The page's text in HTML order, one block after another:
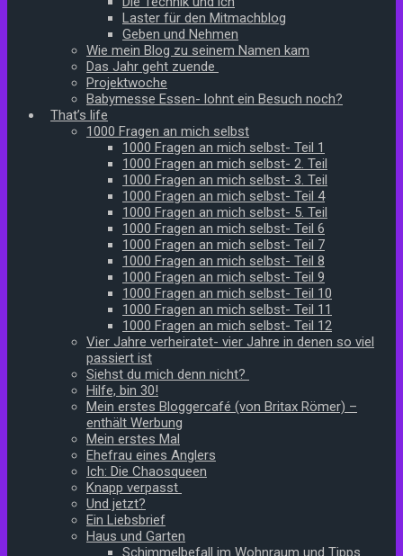
Laster für den Mitmachblog
Geben und Nehmen
Wie mein Blog zu seinem Namen kam
Das Jahr geht zuende
Projektwoche
Babymesse Essen- lohnt ein Besuch noch?
That’s life
1000 Fragen an mich selbst
1000 Fragen an mich selbst- Teil 1
1000 Fragen an mich selbst- 2. Teil
1000 Fragen an mich selbst- 3. Teil
1000 Fragen an mich selbst- Teil 4
1000 Fragen an mich selbst- 5. Teil
1000 Fragen an mich selbst- Teil 6
1000 Fragen an mich selbst- Teil 7
1000 Fragen an mich selbst- Teil 8
1000 Fragen an mich selbst- Teil 9
1000 Fragen an mich selbst- Teil 10
1000 Fragen an mich selbst- Teil 11
1000 Fragen an mich selbst- Teil 12
Vier Jahre verheiratet- vier Jahre in denen so viel
passiert ist
Siehst du mich denn nicht?
Hilfe, bin 30!
Mein erstes Bloggercafé (von Britax Römer) –
enthält Werbung
Mein erstes Mal
Ehefrau eines Anglers
Ich: Die Chaosqueen
Knapp verpasst
Und jetzt?
Ein Liebsbrief
Haus und Garten
Schimmelbefall im Wohnraum und Tipps